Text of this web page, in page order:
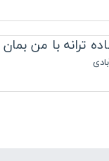
ترانه با من بمان